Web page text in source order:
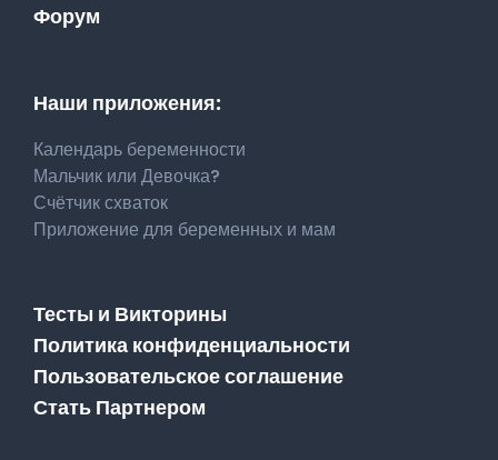
Форум
Наши приложения:
Календарь беременности
Мальчик или Девочка?
Счётчик схваток
Приложение для беременных и мам
Тесты и Викторины
Политика конфиденциальности
Пользовательское соглашение
Стать Партнером